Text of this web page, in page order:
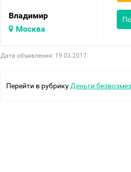
Владимир
Москва
Дата объявления: 19.03.2017
Перейти в рубрику Деньги